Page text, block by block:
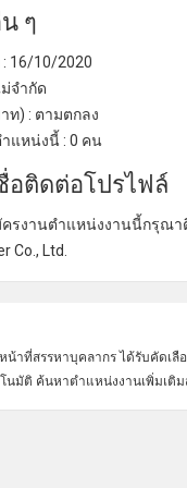
ๆ
16/10/2020
จํากัด
ท) : ตามตกลง
แหน่งนี้ : 0 คน
อติดต่อโปรไฟล์
รงานตําแหน่งงานนี้กรุณา
Co., Ltd.
น้าที่สรรหาบุคลากร ได้รับคัดเลื
นมัติ ค้นหาตำแหน่งงานเพิ่มเติ